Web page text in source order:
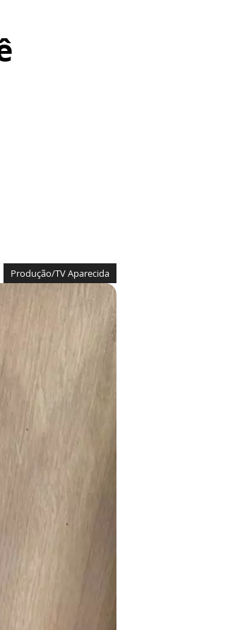
Produção/TV Aparecida